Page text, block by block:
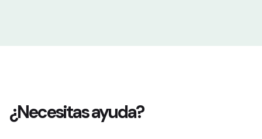
¿Necesitas ayuda?